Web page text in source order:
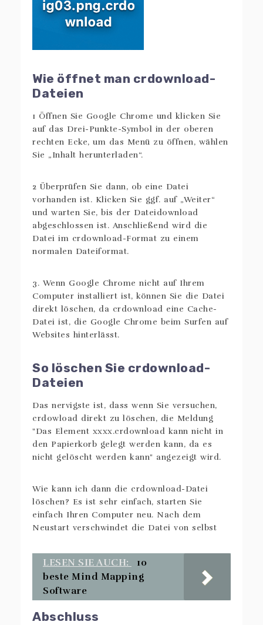
Wie öffnet man crdownload-
Dateien
1 Öffnen Sie Google Chrome und klicken Sie
auf das Drei-Punkte-Symbol in der oberen
rechten Ecke, um das Menü zu öffnen, wählen
Sie „Inhalt herunterladen“.
2 Überprüfen Sie dann, ob eine Datei
vorhanden ist. Klicken Sie ggf. auf „Weiter“
und warten Sie, bis der Dateidownload
abgeschlossen ist. Anschließend wird die
Datei im crdownload-Format zu einem
normalen Dateiformat.
3. Wenn Google Chrome nicht auf Ihrem
Computer installiert ist, können Sie die Datei
direkt löschen, da crdownload eine Cache-
Datei ist, die Google Chrome beim Surfen auf
Websites hinterlässt.
So löschen Sie crdownload-
Dateien
Das nervigste ist, dass wenn Sie versuchen,
crdowload direkt zu löschen, die Meldung
"Das Element xxxx.crdownload kann nicht in
den Papierkorb gelegt werden kann, da es
nicht gelöscht werden kann" angezeigt wird.
Wie kann ich dann die crdownload-Datei
löschen? Es ist sehr einfach, starten Sie
einfach Ihren Computer neu. Nach dem
Neustart verschwindet die Datei von selbst
LESEN SIE AUCH:
10
beste Mind Mapping
Software
Abschluss